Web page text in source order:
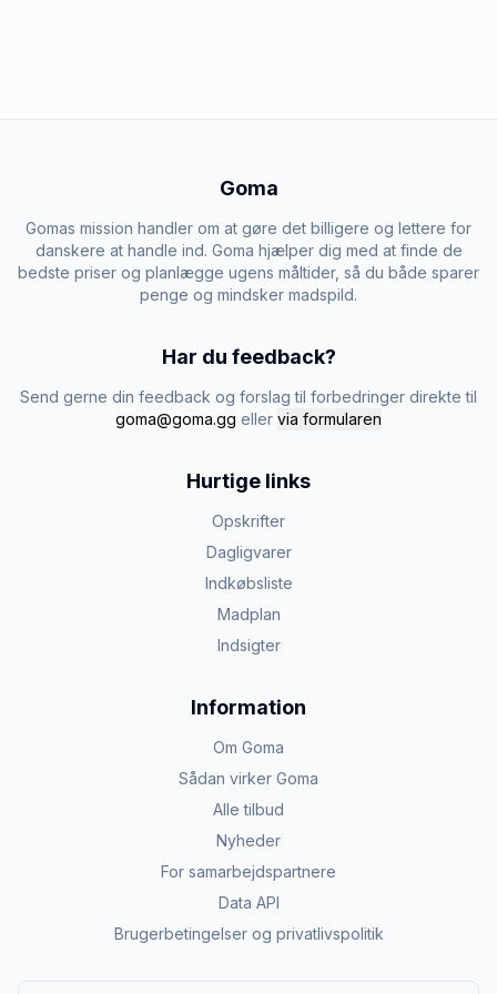
Goma
Gomas mission handler om at gøre det billigere og lettere for
danskere at handle ind. Goma hjælper dig med at finde de
bedste priser og planlægge ugens måltider, så du både sparer
penge og mindsker madspild.
Har du feedback?
Send gerne din feedback og forslag til forbedringer direkte til
goma@goma.gg eller via formularen
Hurtige links
Opskrifter
Dagligvarer
Indkøbsliste
Madplan
Indsigter
Information
Om Goma
Sådan virker Goma
Alle tilbud
Nyheder
For samarbejdspartnere
Data API
Brugerbetingelser og privatlivspolitik